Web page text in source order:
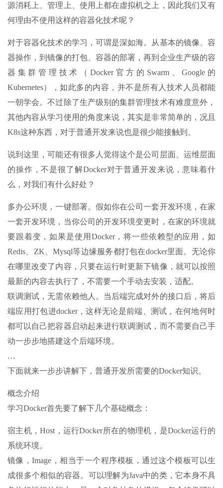
源消耗上、管理上、使用上都在虚拟机之上，因此我们又有
何理由不使用这样的容器化技术呢？
对于容器化技术的学习，可谓是深如海。从基本的镜像、容
器操作，到镜像的打包、容器的部署，再到企业生产级的容
器集群管理技术（Docker官方的Swarm、Google的
Kubernetes），如此多的内容，并不是所有人技术人员都能
一朝学会。不过除了生产级别的集群管理技术有难度意外，
其他内容从学习使用的角度来说，其实是非常简单的，况且
K8s这种东西，对于普通开发来说也是很少能接触到。
说到这里，可能还有很多人觉得这个是公司层面、运维层面
的操作，不是很了解Docker对于普通开发来说，意味着什
么，对我们有什么好处？
多办公环境，一键部署。假如你在公司一套开发环境，在家
一套开发环境，当你公司的开发环境变更时，在家的环境就
要跟着变，如果是使用Docker，将一些依赖型的应用，如
Redis、ZK、Mysql等边缘服务都打包在docker里面。无论你
在哪里改变了内容，只要在运行时更新下镜像，就可以按照
最新的内容去执行了，不需要一个手动去安装，适配。
联调测试，无需依赖他人。当后端完成对外的接口后，将后
端应用打包进docker，这样无论是前端、测试，在何地何时
都可以自己把容器启动起来进行联调测试，而不需要自己手
动一步步地搭建这个后端环境。
…
下面就来一步步讲解下，普通开发所需要的Docker知识。
概念介绍
学习Docker首先要了解下几个基础概念：
宿主机，Host，运行Docker所在的物理机，是Docker运行的
系统环境。
镜像，Image，相当于一个程序模板，通过这个模板可以生
成很多个相似的容器。可以理解为Java中的类，它本身不具